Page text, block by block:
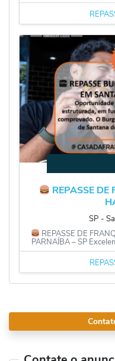
REPASSE DE
SP ‐
REPASSE DE
PARNAÍBA – SP